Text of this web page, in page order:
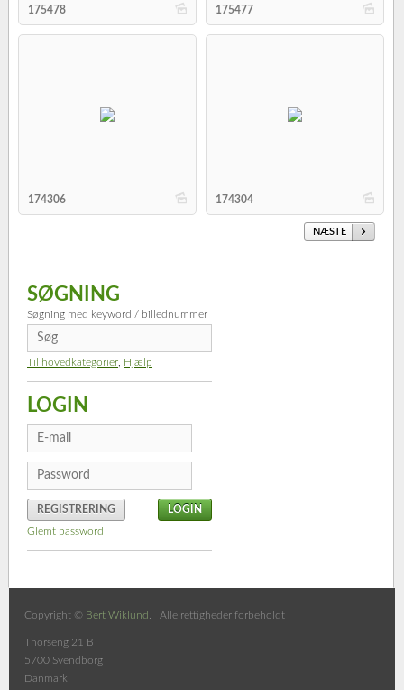
b
175478 b
175477
b
174306 b
174304
NÆSTE
SØGNING
Søgning med keyword / billednummer
Til hovedkategorier Hjælp
LOGIN
REGISTRERING
Glemt password
Copyright © Bert Wiklund . Alle rettigheder forbeholdt
Thorseng 21 B
5700 Svendborg
Danmark